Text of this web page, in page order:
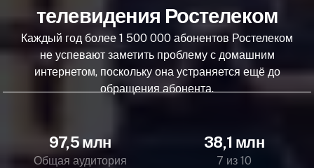
телевидения Ростелеком
Каждый год более 1 500 000 абонентов Ростелеком
не успевают заметить проблему с домашним
интернетом, поскольку она устраняется ещё до
обращения абонента.
97,5 млн
Общая аудитория
38,1 млн
7 из 10